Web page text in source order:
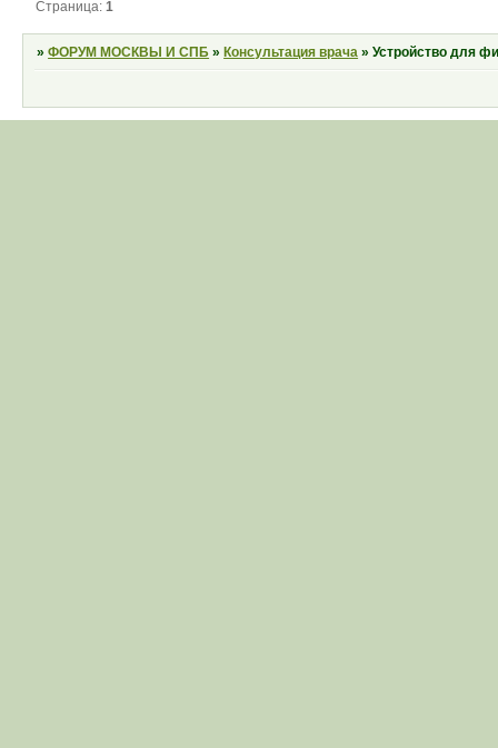
Страница:1
»ФОРУМ МОСКВЫ И СПБ » Консультация врача »Устройство для